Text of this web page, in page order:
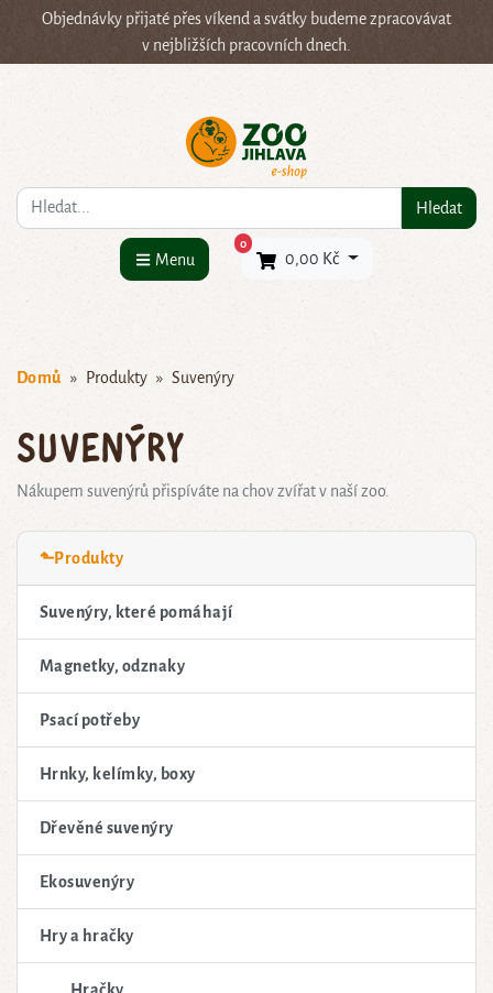
Objednávky přijaté přes víkend a svátky budeme zpracovávat
v nejbližších pracovních dnech.
Co hledáte? Hledat
Menu
0×
0,00 Kč
Domů Produkty Suvenýry
Suvenýry
Nákupem suvenýrů přispíváte na chov zvířat v naší zoo.
⬑Produkty
Suvenýry, které pomáhají
Magnetky, odznaky
Psací potřeby
Hrnky, kelímky, boxy
Dřevěné suvenýry
Ekosuvenýry
Hry a hračky